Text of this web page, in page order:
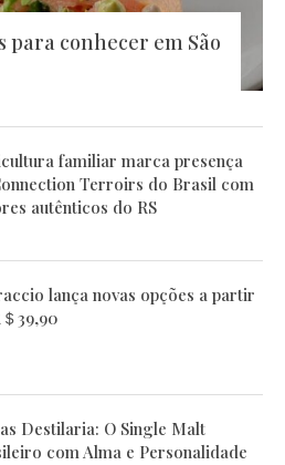
para conhecer em São
familiar marca presença
Terroirs do Brasil com
autênticos do RS
lança novas opções a partir
39,90
Destilaria: O Single Malt
com Alma e Personalidade